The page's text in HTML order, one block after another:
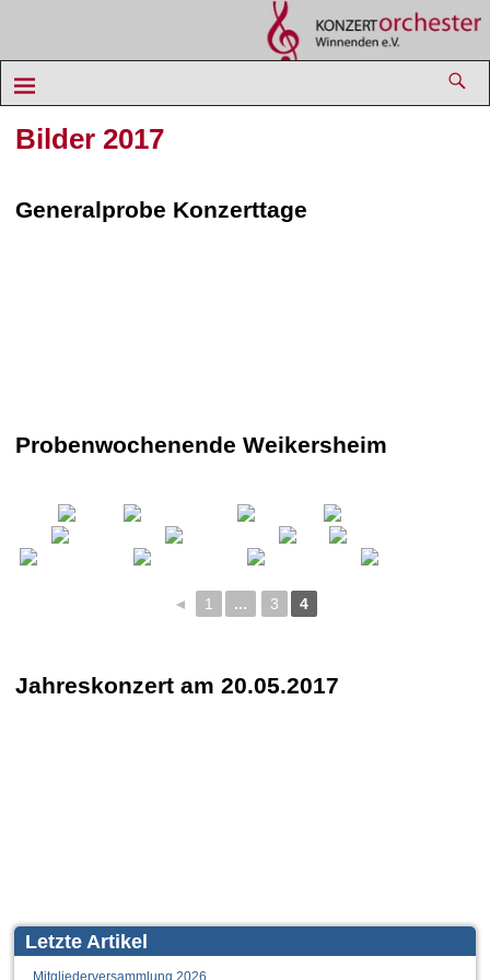
Bilder 2017
Generalprobe Konzerttage
Probenwochenende Weikersheim
◄ 1 ... 3 4
Jahreskonzert am 20.05.2017
Letzte Artikel
Mitgliederversammlung 2026